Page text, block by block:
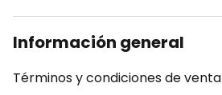
Información general
Términos y condiciones de venta